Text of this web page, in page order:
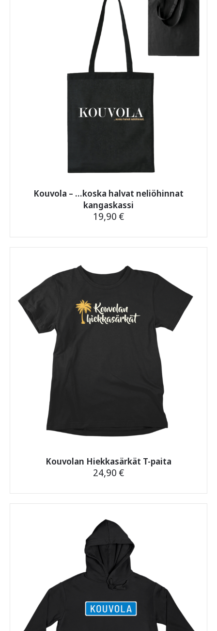
muunnelma.
Voit
tehdä
valinnat
tuotteen
sivulla.
Kouvola – …koska halvat neliöhinnat
kangaskassi
19,90 €
Kouvolan Hiekkasärkät T-paita
24,90 €
tuotteella
useampi
muunnelma.
Voit
tehdä
valinnat
tuotteen
sivulla.